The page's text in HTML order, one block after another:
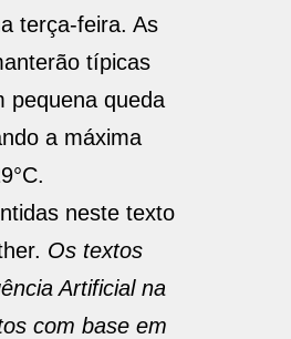
terça-feira. As
típicas
pequena queda
a máxima
neste texto
Os textos
Artificial na
com base em